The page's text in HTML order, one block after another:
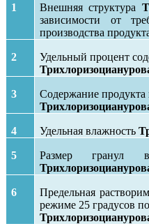
1 Внешняя структура
зависимости от
производства
2
Удельный процент
3
Содержание продукта
4 Удельная влажность
5
Размер гранул в
6
Предельная
режиме 25 градусов